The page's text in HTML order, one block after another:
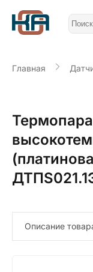
Главная
Термопара
Описание